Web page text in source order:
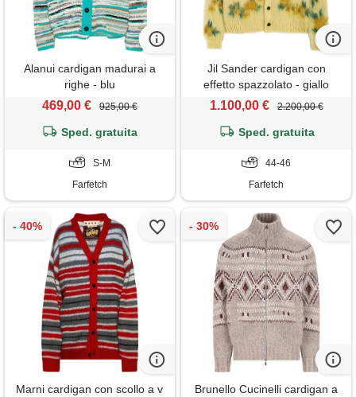
Alanui cardigan madurai a
righe - blu
469,00 € 925,00 €
Sped. gratuita
S-M
Farfetch
Jil Sander cardigan con
effetto spazzolato - giallo
1.100,00 € 2.200,00 €
Sped. gratuita
44-46
Farfetch
Marni cardigan con scollo a v
Brunello Cucinelli cardigan a